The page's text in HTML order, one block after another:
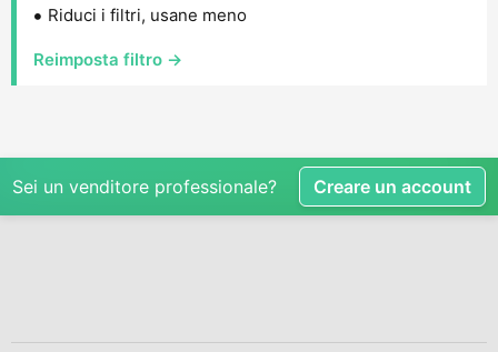
Riduci i filtri, usane meno
Reimposta filtro →
Sei un venditore professionale? Creare un account